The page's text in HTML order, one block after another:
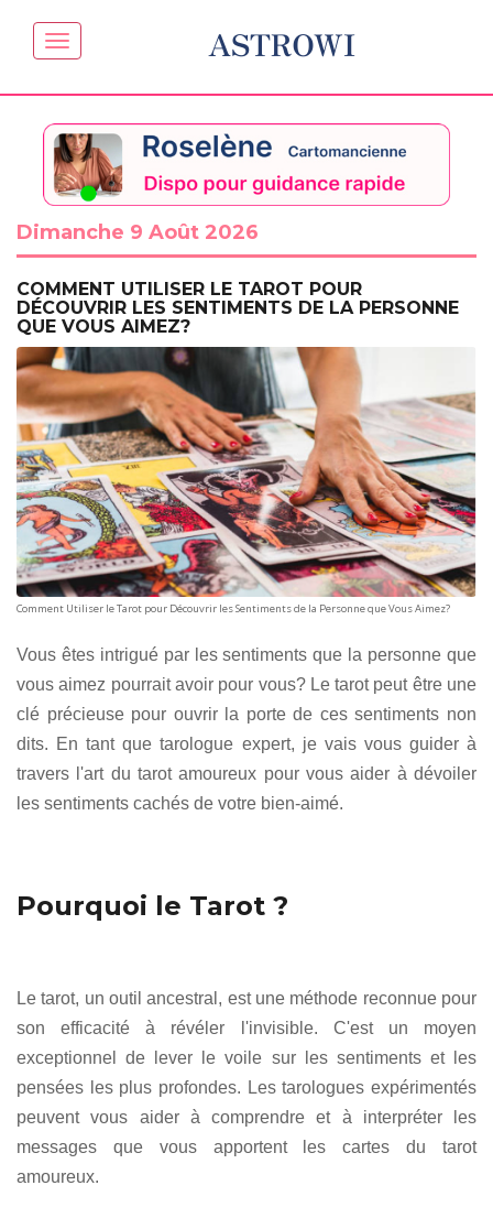
ASTROWI
Dimanche 9 Août 2026
COMMENT UTILISER LE TAROT POUR
DÉCOUVRIR LES SENTIMENTS DE LA PERSONNE
QUE VOUS AIMEZ?
Comment Utiliser le Tarot pour Découvrir les Sentiments de la Personne que Vous Aimez?
Vous êtes intrigué par les sentiments que la personne que
vous aimez pourrait avoir pour vous? Le tarot peut être une
clé précieuse pour ouvrir la porte de ces sentiments non
dits. En tant que tarologue expert, je vais vous guider à
travers l'art du tarot amoureux pour vous aider à dévoiler
les sentiments cachés de votre bien-aimé.
Pourquoi le Tarot ?
Le tarot, un outil ancestral, est une méthode reconnue pour
son efficacité à révéler l'invisible. C'est un moyen
exceptionnel de lever le voile sur les sentiments et les
pensées les plus profondes. Les tarologues expérimentés
peuvent vous aider à comprendre et à interpréter les
messages que vous apportent les cartes du tarot
amoureux.